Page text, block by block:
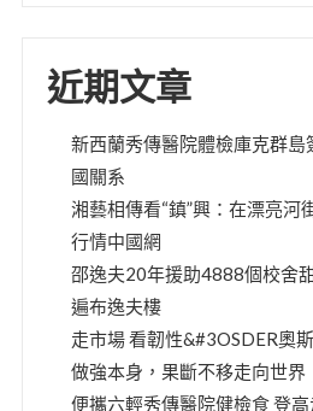
近期文章
新西蘭秀傳醫院體檢庫克群島
國關系
湘藝相傳看“鎮”興：在漂亮河
行情中國網
邵逸夫20年援助4888個校舍
遍布逸夫樓
走市場 看韌性&#3OSDER奧
做強本身，果斷不移走向世界
便攜六輕秀傳醫院健檢食 登